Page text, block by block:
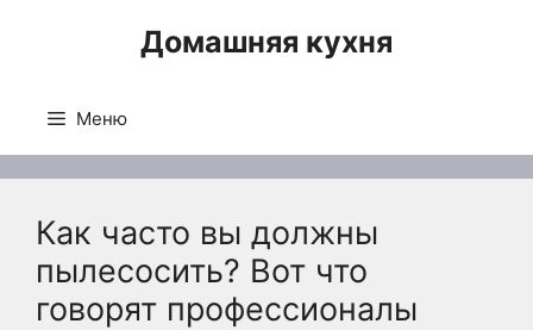
Домашняя кухня
Меню
Как часто вы должны
пылесосить? Вот что
говорят профессионалы